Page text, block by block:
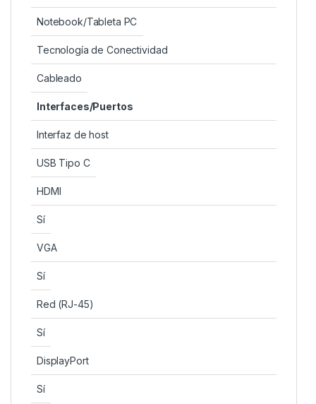
Notebook/Tableta PC
Tecnología de Conectividad
Cableado
Interfaces/Puertos
Interfaz de host
USB Tipo C
HDMI
Sí
VGA
Sí
Red (RJ-45)
Sí
DisplayPort
Sí